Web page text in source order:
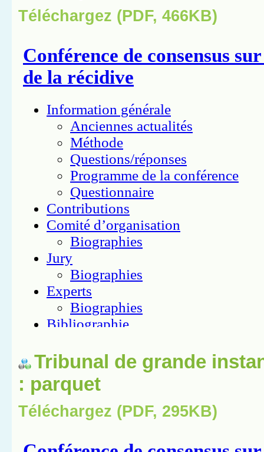
Téléchargez (PDF, 466KB)
Tribunal de grande
: parquet
Téléchargez (PDF, 295KB)